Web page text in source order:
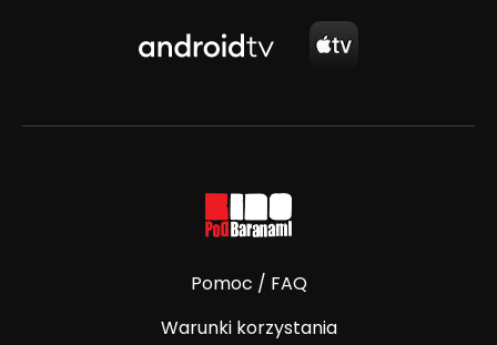
Pomoc / FAQ
Warunki korzystania